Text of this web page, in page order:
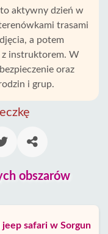
aktywny dzień w
trasami
a potem
z instruktorem. W
oraz
i grup.
obszarów
safari w Sorgun